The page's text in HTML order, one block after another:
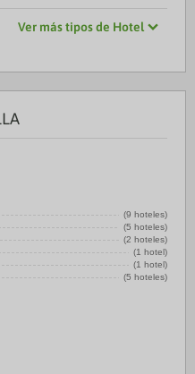
Ver más tipos de Hotel
(9 hoteles)
(5 hoteles)
(2 hoteles)
(1 hotel)
(1 hotel)
(5 hoteles)